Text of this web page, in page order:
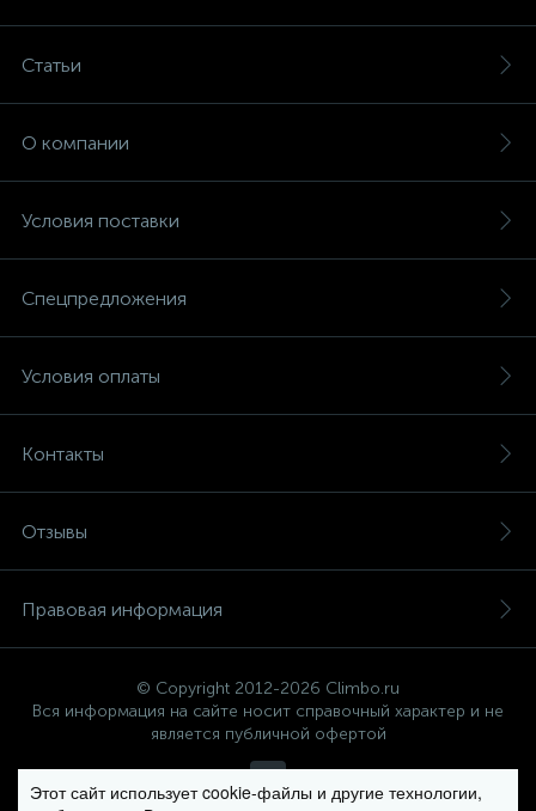
Статьи
О компании
Условия поставки
Спецпредложения
Условия оплаты
Контакты
Отзывы
Правовая информация
© Copyright 2012-2026 Climbo.ru
Вся информация на сайте носит справочный характер и не
является публичной офертой
Этот сайт использует cookie-файлы и другие технологии,